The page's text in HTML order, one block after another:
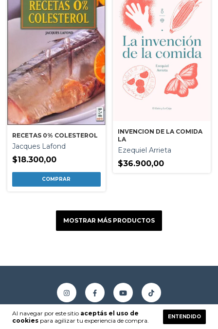
Al navegar por este sitio aceptás el uso de
cookies para agilizar tu experiencia de compra.
ENTENDIDO
RECETAS 0% COLESTEROL
Jacques Lafond
$18.300,00
INVENCION DE LA COMIDA
LA
Ezequiel Arrieta
$36.900,00
MOSTRAR MÁS PRODUCTOS